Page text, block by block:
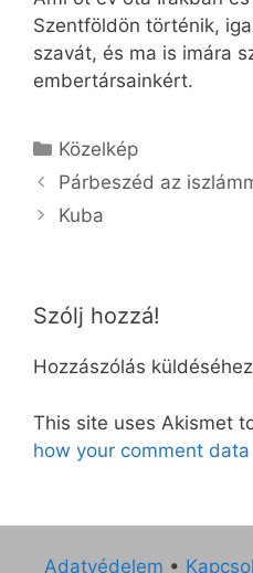
Szentföldön történik,
szavát, és ma is imára
embertársainkért.
Kategória
Közelkép
Párbeszéd az
Kuba
Szólj hozzá!
Hozzászólás küldéséhez
This site uses Akismet
how your comment
Adatvédelem •